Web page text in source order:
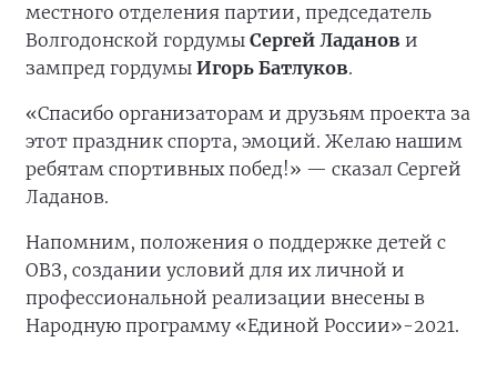
местного отделения партии, председатель
Волгодонской гордумы Сергей Ладанов и
зампред гордумы Игорь Батлуков.
«Спасибо организаторам и друзьям проекта за
этот праздник спорта, эмоций. Желаю нашим
ребятам спортивных побед!» — сказал Сергей
Ладанов.
Напомним, положения о поддержке детей с
ОВЗ, создании условий для их личной и
профессиональной реализации внесены в
Народную программу «Единой России»-2021.